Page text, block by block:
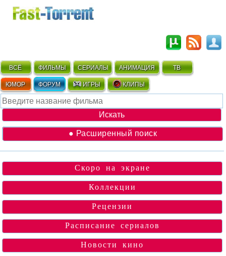
ВСЁ ФИЛЬМЫ СЕРИАЛЫ АНИМАЦИЯ ТВ
ЮМОР ФОРУМ ИГРЫ КЛИПЫ
● Расширенный поиск
Скоро на экране
Коллекции
Рецензии
Расписание сериалов
Новости кино